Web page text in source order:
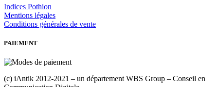
Indices Pothion
Mentions légales
Conditions générales de vente
PAIEMENT
(c) iAntik 2012-2021 – un département WBS Group – Conseil en